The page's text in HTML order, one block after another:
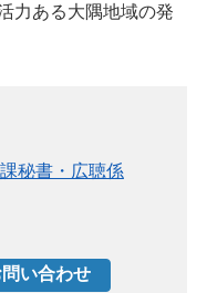
力ある大隅地域の発
秘書・広聴係